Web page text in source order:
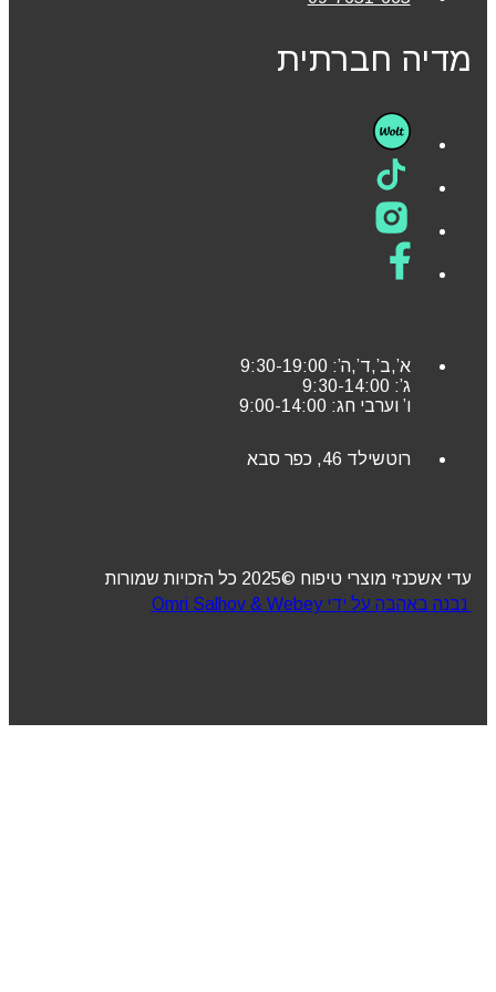
מדיה חברתית
א’,ב’,ד’,ה’: 9:30-19:00
ג’: 9:30-14:00
ו’ וערבי חג: 9:00-14:00
רוטשילד 46, כפר סבא
עדי אשכנזי מוצרי טיפוח ©2025 כל הזכויות שמורות
נבנה באהבה על ידי Omri Salhov & Webey